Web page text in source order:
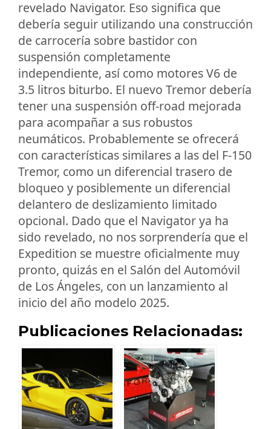
revelado Navigator. Eso significa que
debería seguir utilizando una construcción
de carrocería sobre bastidor con
suspensión completamente
independiente, así como motores V6 de
3.5 litros biturbo. El nuevo Tremor debería
tener una suspensión off-road mejorada
para acompañar a sus robustos
neumáticos. Probablemente se ofrecerá
con características similares a las del F-150
Tremor, como un diferencial trasero de
bloqueo y posiblemente un diferencial
delantero de deslizamiento limitado
opcional. Dado que el Navigator ya ha
sido revelado, no nos sorprendería que el
Expedition se muestre oficialmente muy
pronto, quizás en el Salón del Automóvil
de Los Ángeles, con un lanzamiento al
inicio del año modelo 2025.
Publicaciones Relacionadas: